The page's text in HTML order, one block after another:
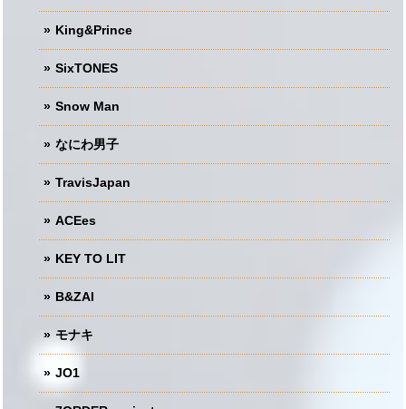
King&Prince
SixTONES
Snow Man
なにわ男子
TravisJapan
ACEes
KEY TO LIT
B&ZAI
モナキ
JO1